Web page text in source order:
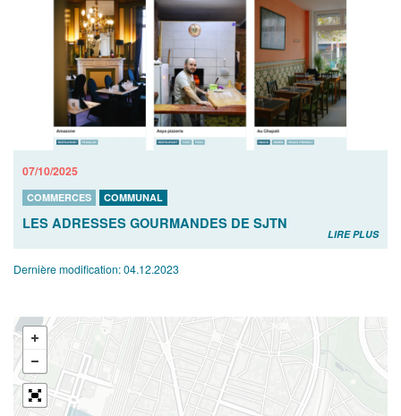
07/10/2025
COMMERCES COMMUNAL
LES ADRESSES GOURMANDES DE SJTN
LIRE PLUS
Dernière modification:04.12.2023